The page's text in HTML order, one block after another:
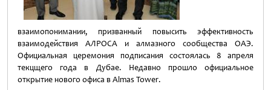
взаимопонимании, призванный повысить эффективность
взаимодействия АЛРОСА и алмазного сообщества ОАЭ.
Официальная церемония подписания состоялась 8 апреля
текцщего года в Дубае. Недавно прошло официальное
открытие нового офиса в Almas Tower.